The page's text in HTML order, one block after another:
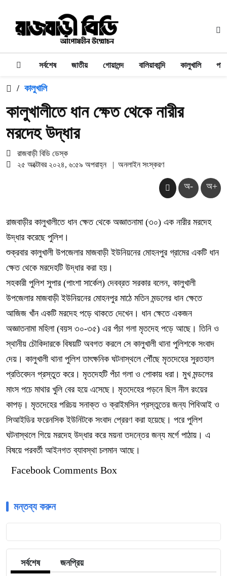
সর্বশেষ জাতীয় গোয়ালন্দ বালিয়াকান্দি কালুখালি
/ কালুখালি
কালুখালীতে ধান ক্ষেত থেকে নারীর
মরদেহ উদ্ধার
রাজবাড়ী বিডি ডেস্ক
২৫ অক্টোবর ২০২৪, ৬:৫৯ অপরাহ্ন
| অনলাইন সংস্করণ
অ- অ+
রাজবাড়ীর কালুখালীতে ধান ক্ষেত থেকে অজ্ঞাতনামা (৩০) এক নারীর মরদেহ
উদ্ধার করেছে পুলিশ।
শুক্রবার কালুখালী উপজেলার মাজবাড়ী ইউনিয়নের মোহনপুর গ্রামের একটি ধান
ক্ষেত থেকে মরদেহটি উদ্ধার করা হয়।
সহকারী পুলিশ সুপার (পাংশা সার্কেল) দেবব্রত সরকার বলেন, কালুখালী
উপজেলার মাজবাড়ী ইউনিয়নের মোহনপুর মাঠে মতিন মন্ডলের ধান ক্ষেতে
আজিজ খাঁন একটি মরদেহ পড়ে থাকতে দেখেন। ধান ক্ষেতে একজন
অজ্ঞাতনামা মহিলা (বয়স ৩০-৩৫) এর পঁচা গলা মৃতদেহ পড়ে আছে। তিনি ও
স্থানীয় চৌকিদারকে বিষয়টি অবগত করলে সে কালুখালী থানা পুলিশকে সংবাদ
দেয়। কালুখালী থানা পুলিশ তাৎক্ষনিক ঘটনাস্থলে পৌঁছে মৃতদেহের সুরতহাল
প্রতিবেদন প্রস্তুত করে। মৃতদেহটি পঁচা গলা ও পোকায় ধরা। মুখ মন্ডলের
মাংস পচে মাথার খুলি বের হয়ে এসেছে। মৃতদেহের পড়নে ছিল নীল রংয়ের
কাপড়। মৃতদেহের পরিচয় সনাক্ত ও ক্রাইমসিন প্রস্তুতের জন্য পিবিআই ও
সিআইডির ফরেনসিক ইউনিটকে সংবাদ প্রেরণ করা হয়েছে। পরে পুলিশ
ঘটনাস্থলে গিয়ে মরদেহ উদ্ধার করে ময়না তদন্তের জন্য মর্গে পাঠায়। এ
বিষয়ে পরবর্তী আইনগত ব্যাবস্থা চলমান আছে।
Facebook Comments Box
মন্তব্য করুন
সর্বশেষ জনপ্রিয়